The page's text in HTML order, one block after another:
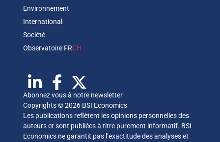
Environnement
International
Société
Observatoire FRCH
Abonnez vous à notre newsletter
Copyrights © 2026 BSI Economics
Les publications reflètent les opinions personnelles des
auteurs et sont publiées à titre purement informatif. BSI
Economics ne garantit pas l’exactitude des analyses et